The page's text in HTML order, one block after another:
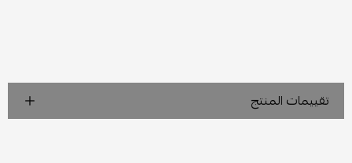
تقييمات المنتج